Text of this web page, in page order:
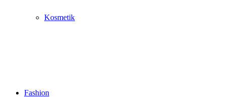
Kosmetik
Fashion